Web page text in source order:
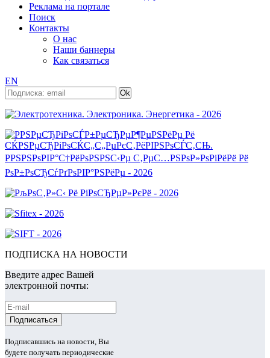
Реклама на портале
Поиск
Контакты
О нас
Наши баннеры
Как связаться
EN
ПОДПИСКА НА НОВОСТИ
Введите адрес Вашей
электронной почты:
Подписавшись на новости, Вы
будете получать периодические